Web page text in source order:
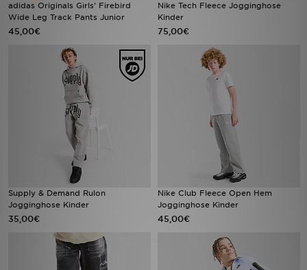
adidas Originals Girls' Firebird
Wide Leg Track Pants Junior
45,00€
Nike Tech Fleece Jogginghose
Kinder
75,00€
Supply & Demand Rulon
Jogginghose Kinder
35,00€
Nike Club Fleece Open Hem
Jogginghose Kinder
45,00€